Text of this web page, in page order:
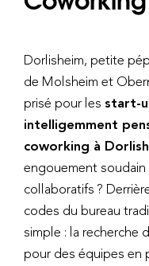
Dorlisheim, petite
de Molsheim et
prisé pour les start-
intelligemment
coworking à
engouement
collaboratifs ?
codes du bureau
simple : la recherche
pour des équipes en